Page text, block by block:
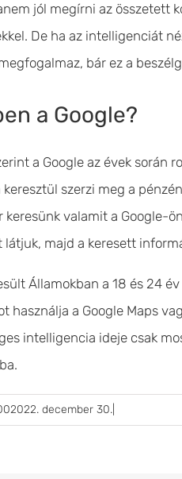
jól megírni az összetett
De ha az intelligenciát
bár ez a
a Google?
a Google az évek során
szerzi meg a
valamit a Google-
látjuk, majd a keresett
Államokban a 18 és 24
használja a Google Maps
intelligencia ideje csak
2022. december 30.